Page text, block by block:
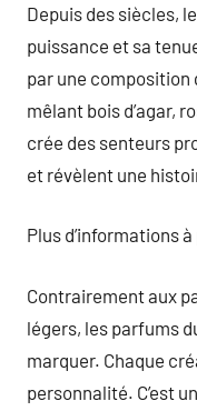
Depuis des siècles,
puissance et sa
par une composition
mêlant bois d’agar,
crée des senteurs
et révèlent une
Plus d’informations
Contrairement aux
légers, les parfums
marquer. Chaque
personnalité. C’est